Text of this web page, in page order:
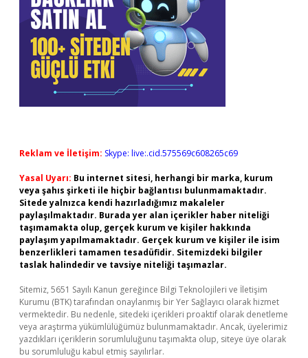
Reklam ve İletişim: Skype: live:.cid.575569c608265c69
Yasal Uyarı: Bu internet sitesi, herhangi bir marka, kurum
veya şahıs şirketi ile hiçbir bağlantısı bulunmamaktadır.
Sitede yalnızca kendi hazırladığımız makaleler
paylaşılmaktadır. Burada yer alan içerikler haber niteliği
taşımamakta olup, gerçek kurum ve kişiler hakkında
paylaşım yapılmamaktadır. Gerçek kurum ve kişiler ile isim
benzerlikleri tamamen tesadüfidir. Sitemizdeki bilgiler
taslak halindedir ve tavsiye niteliği taşımazlar.
Sitemiz, 5651 Sayılı Kanun gereğince Bilgi Teknolojileri ve İletişim
Kurumu (BTK) tarafından onaylanmış bir Yer Sağlayıcı olarak hizmet
vermektedir. Bu nedenle, sitedeki içerikleri proaktif olarak denetleme
veya araştırma yükümlülüğümüz bulunmamaktadır. Ancak, üyelerimiz
yazdıkları içeriklerin sorumluluğunu taşımakta olup, siteye üye olarak
bu sorumluluğu kabul etmiş sayılırlar.